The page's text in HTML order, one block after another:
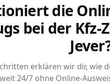
die
bei der Kfz-
erklären wir dir, wie
24/7 ohne Online-